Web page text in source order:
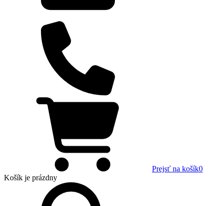
Prejsť na košík0
Košík je prázdny